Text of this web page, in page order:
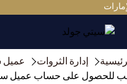
إدارة الثروات
عميل
للحصول على حساب عميل